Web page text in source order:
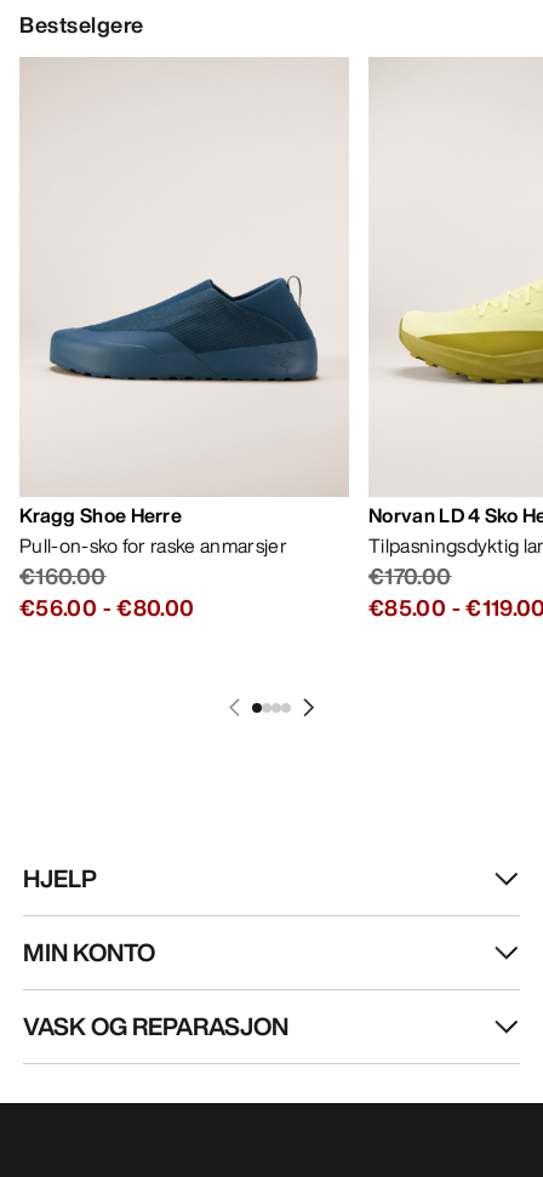
Bestselgere
Kragg Shoe Herre
Pull-on-sko for raske anmarsjer
€160.00
€56.00 -€80.00
Norvan LD 4 Sko
Tilpasningsdyktig
€170.00
€85.00 -
HJELP
MIN KONTO
VASK OG REPARASJON